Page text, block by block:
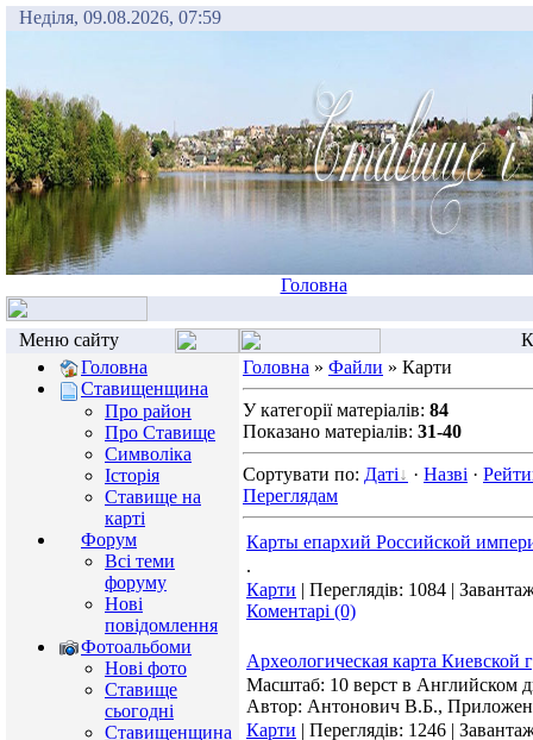
Неділя, 09.08.2026, 07:59
Головна
Меню сайту
Головна
Ставищенщина
Про район
Про Ставище
Символіка
Історія
Ставище на
карті
Форум
Всі теми
форуму
Нові
повідомлення
Фотоальбоми
Нові фото
Ставище
сьогодні
Ставищенщина
Головна » Файли » Карти
У категорії матеріалів: 84
Показано матеріалів: 31-40
Сортувати по: Даті · Назві ·
Переглядам
Карты епархий Российской
.
Карти | Переглядів: 1084 |
Коментарі (0)
Археологическая карта Киевской
Масштаб: 10 верст в Английском
Автор: Антонович В.Б.,
Карти | Переглядів: 1246 |